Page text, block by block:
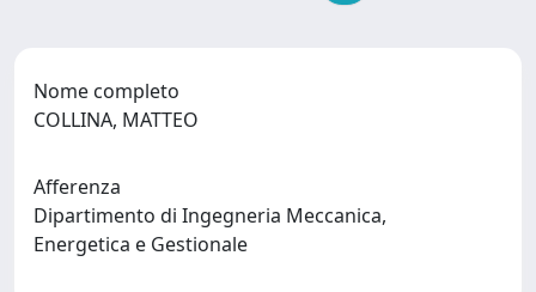
Nome completo
COLLINA, MATTEO
Afferenza
Dipartimento di Ingegneria Meccanica,
Energetica e Gestionale